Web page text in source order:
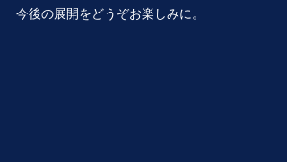
今後の展開をどうぞお楽しみに。